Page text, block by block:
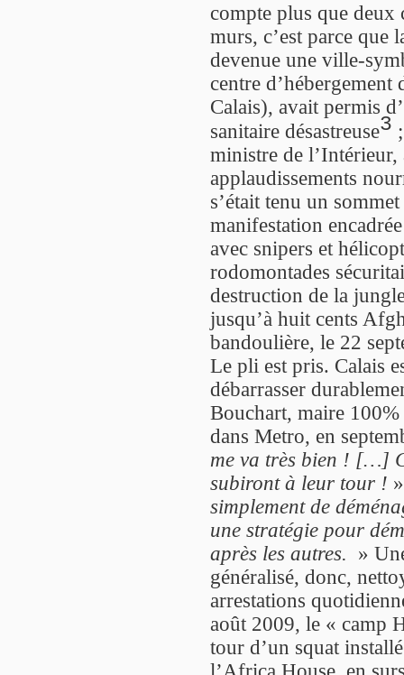
compte plus que deux
murs, c’est parce que
devenue une ville-
centre d’hébergement
Calais), avait permis
sanitaire désastreuse3
ministre de l’Intérieur,
applaudissements
s’était tenu un
manifestation
avec snipers et
rodomontades
destruction de la
jusqu’à huit cents
bandoulière, le 22
Le pli est pris. Calais
débarrasser
Bouchart, maire 100%
dans Metro, en
me va très bien ! […]
subiront à leur tour !
simplement de
une stratégie pour
après les autres. »
généralisé, donc,
arrestations
août 2009, le « camp
tour d’un squat